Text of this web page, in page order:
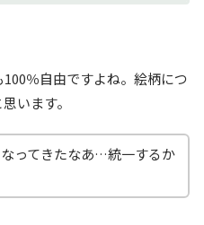
％自由ですよね。絵柄につ
います。
ってきたなあ…統一するか